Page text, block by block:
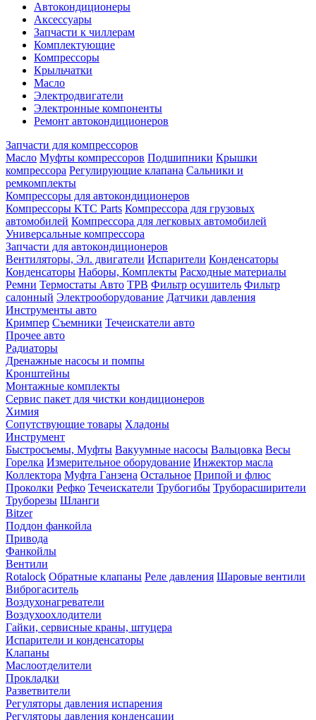
Автокондиционеры
Аксессуары
Запчасти к чиллерам
Комплектующие
Компрессоры
Крыльчатки
Масло
Электродвигатели
Электронные компоненты
Ремонт автокондиционеров
Запчасти для компрессоров
Масло Муфты компрессоров Подшипники Крышки
компрессора Регулирующие клапана Сальники и
ремкомплекты
Компрессоры для автокондиционеров
Компрессоры KTC Parts Компрессора для грузовых
автомобилей Компрессора для легковых автомобилей
Универсальные компрессора
Запчасти для автокондиционеров
Вентиляторы, Эл. двигатели Испарители Конденсаторы
Конденсаторы Наборы, Комплекты Расходные материалы
Ремни Термостаты Авто ТРВ Фильтр осушитель Фильтр
салонный Электрооборудование Датчики давления
Инструменты авто
Кримпер Съемники Течеискатели авто
Прочее авто
Радиаторы
Дренажные насосы и помпы
Кронштейны
Монтажные комплекты
Сервис пакет для чистки кондиционеров
Химия
Сопутствующие товары Хладоны
Инструмент
Быстросъемы, Муфты Вакуумные насосы Вальцовка Весы
Горелка Измерительное оборудование Инжектор масла
Коллектора Муфта Ганзена Остальное Припой и флюс
Проколки Рефко Течеискатели Трубогибы Труборасширители
Труборезы Шланги
Bitzer
Поддон фанкойла
Привода
Фанкойлы
Вентили
Rotalock Обратные клапаны Реле давления Шаровые вентили
Виброгаситель
Воздухонагреватели
Воздухоохлодители
Гайки, сервисные краны, штуцера
Испарители и конденсаторы
Клапаны
Маслоотделители
Прокладки
Разветвители
Регуляторы давления испарения
Регуляторы давления конденсации